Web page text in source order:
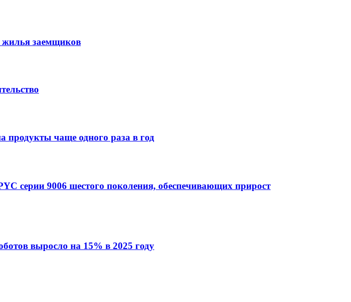
жилья заемщиков
продукты чаще одного раза в год
серии 9006 шестого поколения, обеспечивающих прирост
выросло на 15% в 2025 году